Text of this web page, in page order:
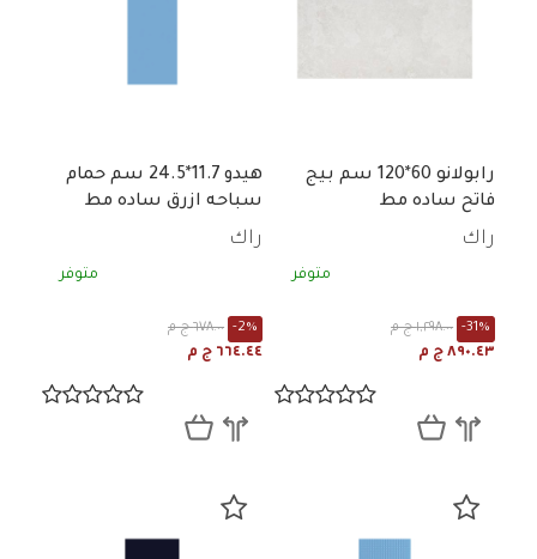
رابولانو 60*120 سم بيج
فاتح ساده مط
راك
متوفر
١,٢٩٨.٠٠ ج م -31%
٨٩٠.٤٣ ج م
هيدو 11.7*24.5 سم حمام
سباحه ازرق ساده مط
A21SHYDO-SKB.G0X0U
راك
متوفر
٦٧٨.٠٠ ج م -2%
٦٦٤.٤٤ ج م